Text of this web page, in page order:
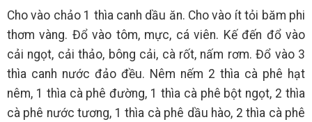
Cho vào chảo 1 thìa canh dầu ăn. Cho vào ít tỏi băm phi
thơm vàng. Đổ vào tôm, mực, cá viên. Kế đến đổ vào
cải ngọt, cải thảo, bông cải, cà rốt, nấm rơm. Đổ vào 3
thìa canh nước đảo đều. Nêm nếm 2 thìa cà phê hạt
nêm, 1 thìa cà phê đường, 1 thìa cà phê bột ngọt, 2 thìa
cà phê nước tương, 1 thìa cà phê dầu hào, 2 thìa cà phê